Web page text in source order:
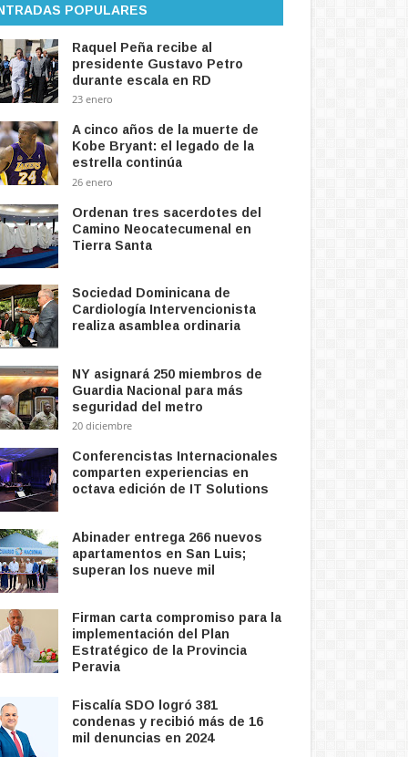
POPULARES
Raquel Peña recibe al
presidente Gustavo Petro
durante escala en RD
23 enero
A cinco años de la muerte de
Kobe Bryant: el legado de la
estrella continúa
26 enero
Ordenan tres sacerdotes del
Camino Neocatecumenal en
Tierra Santa
Sociedad Dominicana de
Cardiología Intervencionista
realiza asamblea ordinaria
NY asignará 250 miembros de
Guardia Nacional para más
seguridad del metro
20 diciembre
Conferencistas Internacionales
comparten experiencias en
octava edición de IT Solutions
Abinader entrega 266 nuevos
apartamentos en San Luis;
superan los nueve mil
Firman carta compromiso para la
implementación del Plan
Estratégico de la Provincia
Peravia
Fiscalía SDO logró 381
condenas y recibió más de 16
mil denuncias en 2024